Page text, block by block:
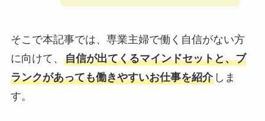
そこで本記事では、専業主婦で働く自信がない方
に向けて、 自信が出てくるマインドセットと、ブ
ランクがあっても働きやすいお仕事を紹介しま
す。